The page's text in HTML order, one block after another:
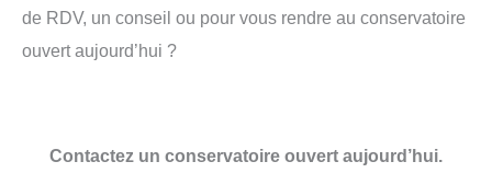
de RDV, un conseil ou pour vous rendre au conservatoire
ouvert aujourd’hui ?
Contactez un conservatoire ouvert aujourd’hui.